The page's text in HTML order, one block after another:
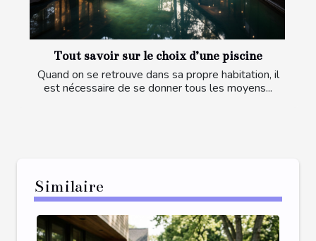
Tout savoir sur le choix d’une piscine
Quand on se retrouve dans sa propre habitation, il
est nécessaire de se donner tous les moyens...
Similaire